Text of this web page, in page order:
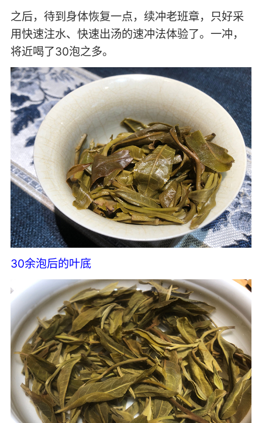
之后，待到身体恢复一点，续冲老班章，只好采
用快速注水、快速出汤的速冲法体验了。一冲，
将近喝了30泡之多。
30余泡后的叶底